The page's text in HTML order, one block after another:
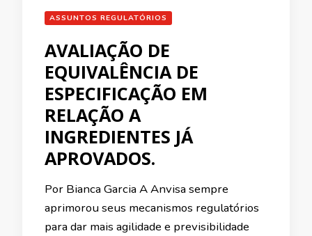
ASSUNTOS REGULATÓRIOS
AVALIAÇÃO DE
EQUIVALÊNCIA DE
ESPECIFICAÇÃO EM
RELAÇÃO A
INGREDIENTES JÁ
APROVADOS.
Por Bianca Garcia A Anvisa sempre
aprimorou seus mecanismos regulatórios
para dar mais agilidade e previsibilidade